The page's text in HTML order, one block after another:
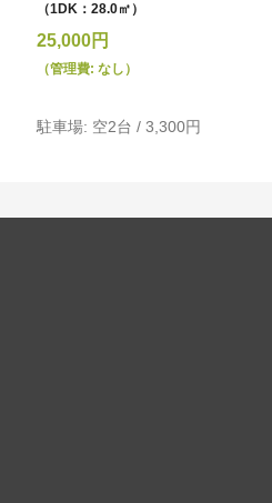
（1DK：28.0㎡）
25,000円
（管理費: なし）
駐車場: 空2台 / 3,300円